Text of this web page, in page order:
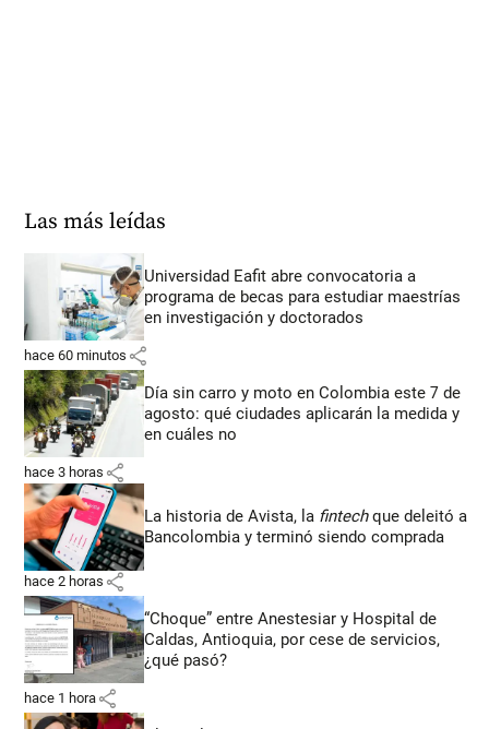
Las más leídas
Universidad Eafit abre convocatoria a
programa de becas para estudiar maestrías
en investigación y doctorados
hace 60 minutos share
Día sin carro y moto en Colombia este 7 de
agosto: qué ciudades aplicarán la medida y
en cuáles no
hace 3 horas share
La historia de Avista, la fintechque deleitó a
Bancolombia y terminó siendo comprada
hace 2 horas share
“Choque” entre Anestesiar y Hospital de
Caldas, Antioquia, por cese de servicios,
¿qué pasó?
hace 1 hora share